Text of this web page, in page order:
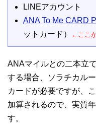
LINEアカウント
ANA To Me CARD
ットカード）
←ここ
ANAマイルとの二本立
する場合、ソラチカル
カードが必要ですが、
加算されるので、実質
す。